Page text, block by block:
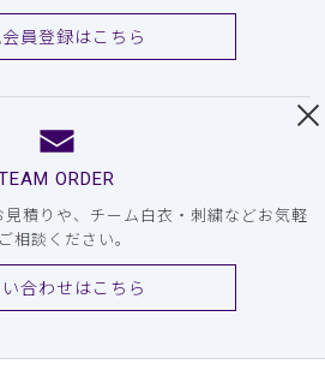
員登録はこちら
ORDER
積りや、チーム白衣・刺繍などお気軽
相談ください。
合わせはこちら